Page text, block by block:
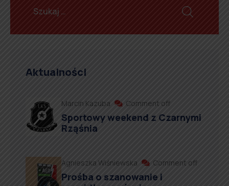
Aktualności
Marcin Kazuba Comment off
Sportowy weekend z Czarnymi
Rząśnia
Agnieszka Wiśniewska Comment off
Prośba o szanowanie i